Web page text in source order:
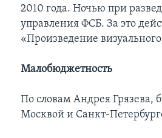
2010 года. Ночью при
управления ФСБ. За это
«Произведение
Малобюджетность
По словам Андрея Грязева,
Москвой и Санкт-